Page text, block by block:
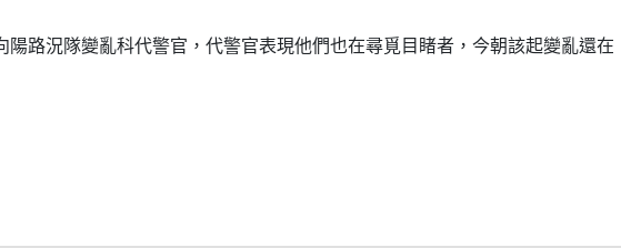
陽路況隊變亂科代警官，代警官表現他們也在尋覓目睹者，今朝該起變亂還在